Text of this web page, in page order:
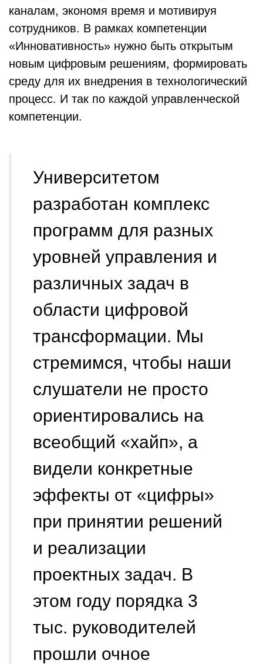
каналам, экономя время и мотивируя
сотрудников. В рамках компетенции
«Инновативность» нужно быть открытым
новым цифровым решениям, формировать
среду для их внедрения в технологический
процесс. И так по каждой управленческой
компетенции.
Университетом
разработан комплекс
программ для разных
уровней управления и
различных задач в
области цифровой
трансформации. Мы
стремимся, чтобы наши
слушатели не просто
ориентировались на
всеобщий «хайп», а
видели конкретные
эффекты от «цифры»
при принятии решений
и реализации
проектных задач. В
этом году порядка 3
тыс. руководителей
прошли очное